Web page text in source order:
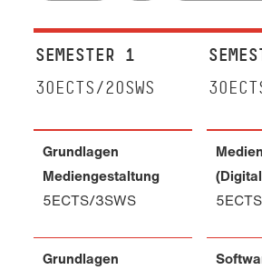
SEMESTER 1
30ECTS/20SWS
Grundlagen
Mediengestaltung
5ECTS/3SWS
Grundlagen